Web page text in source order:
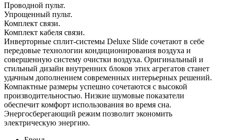
Проводной пульт.
Упрощенный пульт.
Комплект связи.
Комплект кабеля связи.
Инверторные сплит-системы Deluxe Slide сочетают в себе
передовые технологии кондиционирования воздуха и
совершенную систему очистки воздуха. Оригинальный и
стильный дизайн внутренних блоков этих агрегатов станет
удачным дополнением современных интерьерных решений.
Компактные размеры успешно сочетаются с высокой
производительностью. Низкие шумовые показатели
обеспечит комфорт использования во время сна.
Энергосберегающий режим позволит экономить
электрическую энергию.